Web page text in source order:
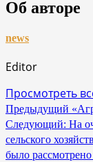
Об авторе
news
Editor
Просмотреть
Навигация
по
записям
Предыдущий
Следующий: На
сельского
было